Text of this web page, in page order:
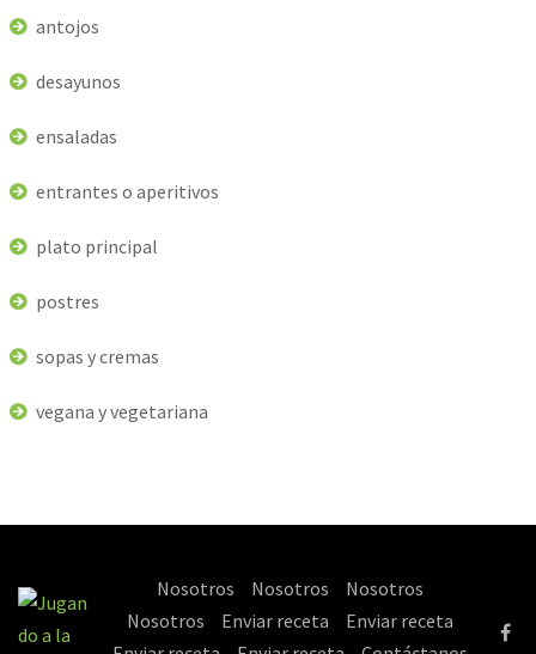
antojos
desayunos
ensaladas
entrantes o aperitivos
plato principal
postres
sopas y cremas
vegana y vegetariana
Nosotros Nosotros
Nosotros
Nosotros
Enviar receta
Enviar receta